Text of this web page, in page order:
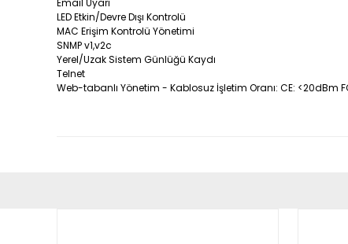
Email Uyarı
LED Etkin/Devre Dışı Kontrolü
MAC Erişim Kontrolü Yönetimi
SNMP v1,v2c
Yerel/Uzak Sistem Günlüğü Kaydı
Telnet
Web-tabanlı Yönetim - Kablosuz İşletim Oranı: CE: <20dBm